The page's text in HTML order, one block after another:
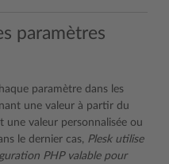
paramètres
paramètre dans les
une valeur à partir du
une valeur personnalisée ou
le dernier cas, Plesk utilise
PHP valable pour